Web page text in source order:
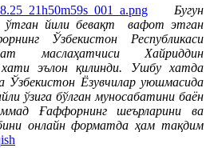
Бугун
йили бевақт вафот этган
Ўзбекистон Республикаси
маслаҳатчиси Хайриддин
хати эълон қилинди. Ушбу хатда
Ўзбекистон Ёзувчилар уюшмасида
ўзига бўлган муносабатини баён
Ғаффорнинг шеърларини ва
онлайн форматда ҳам тақдим